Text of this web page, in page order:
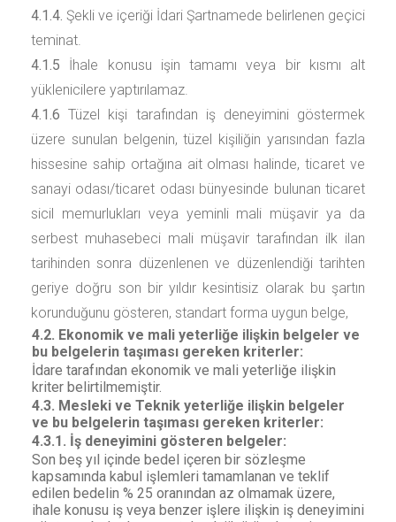
4.1.4. Şekli ve içeriği İdari Şartnamede belirlenen geçici
teminat.
4.1.5 İhale konusu işin tamamı veya bir kısmı alt
yüklenicilere yaptırılamaz.
4.1.6 Tüzel kişi tarafından iş deneyimini göstermek
üzere sunulan belgenin, tüzel kişiliğin yarısından fazla
hissesine sahip ortağına ait olması halinde, ticaret ve
sanayi odası/ticaret odası bünyesinde bulunan ticaret
sicil memurlukları veya yeminli mali müşavir ya da
serbest muhasebeci mali müşavir tarafından ilk ilan
tarihinden sonra düzenlenen ve düzenlendiği tarihten
geriye doğru son bir yıldır kesintisiz olarak bu şartın
korunduğunu gösteren, standart forma uygun belge,
4.2. Ekonomik ve mali yeterliğe ilişkin belgeler ve
bu belgelerin taşıması gereken kriterler:
İdare tarafından ekonomik ve mali yeterliğe ilişkin
kriter belirtilmemiştir.
4.3. Mesleki ve Teknik yeterliğe ilişkin belgeler
ve bu belgelerin taşıması gereken kriterler:
4.3.1. İş deneyimini gösteren belgeler:
Son beş yıl içinde bedel içeren bir sözleşme
kapsamında kabul işlemleri tamamlanan ve teklif
edilen bedelin % 25 oranından az olmamak üzere,
ihale konusu iş veya benzer işlere ilişkin iş deneyimini